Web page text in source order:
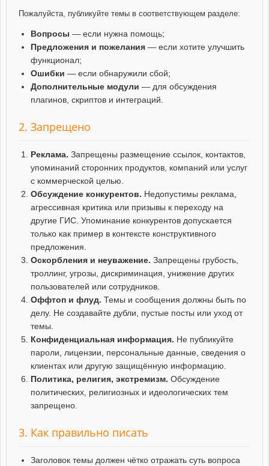
Пожалуйста, публикуйте темы в соответствующем разделе:
Вопросы — если нужна помощь;
Предложения и пожелания — если хотите улучшить
функционал;
Ошибки — если обнаружили сбой;
Дополнительные модули — для обсуждения
плагинов, скриптов и интеграций.
2. Запрещено
Реклама. Запрещены размещение ссылок, контактов,
упоминаний сторонних продуктов, компаний или услуг
с коммерческой целью.
Обсуждение конкурентов. Недопустимы реклама,
агрессивная критика или призывы к переходу на
другие ГИС. Упоминание конкурентов допускается
только как пример в контексте конструктивного
предложения.
Оскорбления и неуважение. Запрещены грубость,
троллинг, угрозы, дискриминация, унижение других
пользователей или сотрудников.
Оффтоп и флуд. Темы и сообщения должны быть по
делу. Не создавайте дубли, пустые посты или уход от
темы.
Конфиденциальная информация. Не публикуйте
пароли, лицензии, персональные данные, сведения о
клиентах или другую защищённую информацию.
Политика, религия, экстремизм. Обсуждение
политических, религиозных и идеологических тем
запрещено.
3. Как правильно писать
Заголовок темы должен чётко отражать суть вопроса